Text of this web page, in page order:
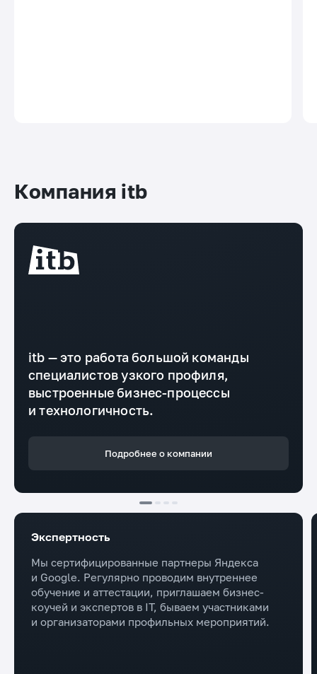
Компания itb
itb — это работа большой команды
специалистов узкого профиля,
выстроенные бизнес-процессы
и технологичность.
Подробнее о компании
Экспертность
Мы сертифицированные партнеры Яндекса
и Google. Регулярно проводим внутреннее
обучение и аттестации, приглашаем бизнес-
коучей и экспертов в IT, бываем участниками
и организаторами профильных мероприятий.